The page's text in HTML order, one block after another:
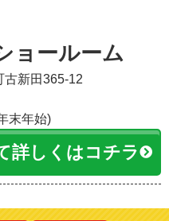
ョールーム
古新田365-12
末年始)
詳しくはコチラ